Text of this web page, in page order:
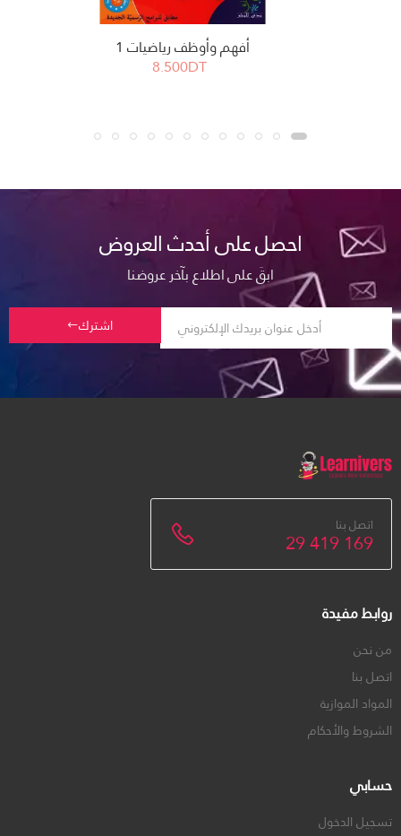
أفهم وأوظف رياضيات 1
8.500DT
احصل على أحدث العروض
ابقَ على اطلاع بآخر عروضنا
اشترك
اتصل بنا
29 419 169
روابط مفيدة
من نحن
اتصل بنا
المواد الموازية
الشروط والأحكام
حسابي
تسجيل الدخول